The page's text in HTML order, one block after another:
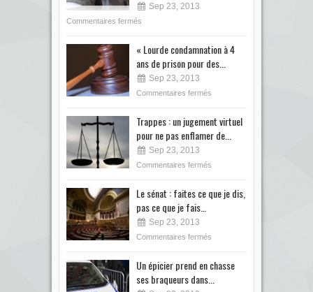
Sep 23, 2013
Commentaires fermés
« Lourde condamnation à 4
ans de prison pour des...
Sep 23, 2013
Commentaires fermés
Trappes : un jugement virtuel
pour ne pas enflamer de...
Sep 23, 2013
Commentaires fermés
Le sénat : faites ce que je dis,
pas ce que je fais…
Sep 23, 2013
Commentaires fermés
Un épicier prend en chasse
ses braqueurs dans...